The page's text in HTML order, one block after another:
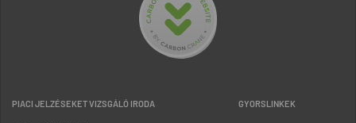
PIACI JELZÉSEKET VIZSGÁLÓ IRODA GYORSLINKEK